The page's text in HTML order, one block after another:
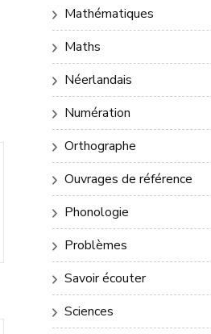
Mathématiques
Maths
Néerlandais
Numération
Orthographe
Ouvrages de référence
Phonologie
Problèmes
Savoir écouter
Sciences